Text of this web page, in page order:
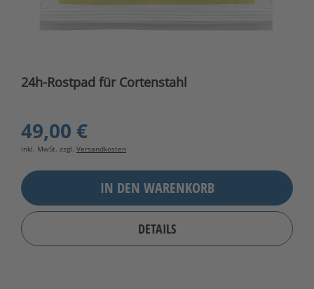
24h-Rostpad für Cortenstahl
49,00 €
inkl. MwSt. zzgl. Versandkosten
IN DEN WARENKORB
DETAILS